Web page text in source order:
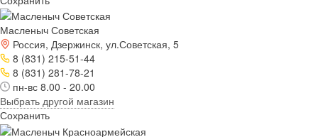
Масленыч Советская
Россия, Дзержинск, ул.Советская, 5
8 (831) 215-51-44
8 (831) 281-78-21
пн-вс 8.00 - 20.00
Выбрать другой магазин
Сохранить